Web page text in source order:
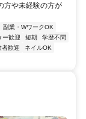
方や未経験の方が
副業・WワークOK
ー歓迎 短期
学歴不問
者歓迎
ネイルOK